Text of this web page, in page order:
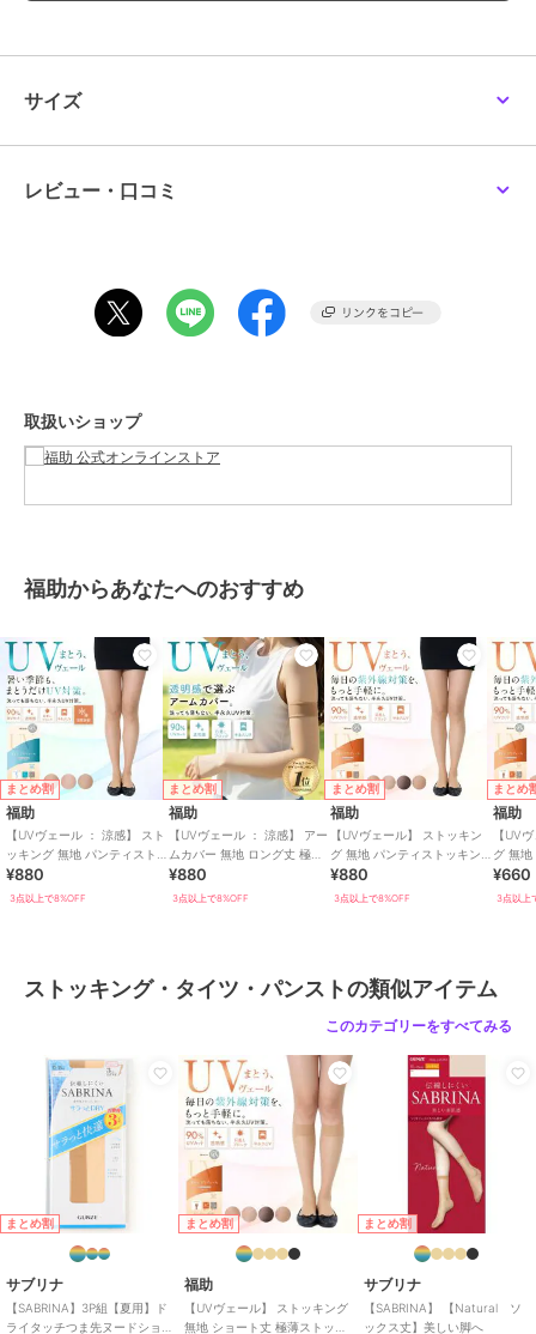
●品番：30-106-1021
●サイズ：M-L,L-LL
落 ストッキング素材 レディース 福助 ふくすけ フクスケ fukusuke
fukuske 涼感素材 オープントゥストッキング 紫外線対策 伝線しにく
応 5本指出し サンダル用ストッキング
ショップ 福助 公式オンラインストア
タイツ・パンスト
性別タイプ
レディース
レッグウェア ／ストッキング・
タイツ・パンスト
クリアヌード330、クリアベージ
ュ035、フラックス302
M-L,L-LL
素材
ナイロン・ポリウレタン
商品のお取り扱い方法
ストッキング・タイツ・パンスト
原産国 日本
サイズ
レビュー・口コミ
取扱いショップ
福助からあなたへのおすすめ
まとめ割
福助
【UVヴェール ： 涼感】 スト
ッキング 無地 パンティスト
ッキング 極薄ストッキング素
材 涼感
¥880
3点以上で8%OFF
まとめ割
福助
【UVヴェール ： 涼感】 アー
ムカバー 無地 ロング丈 極薄
ストッキング素材 涼感 伝線
しにくい
¥880
3点以上で8%OFF
まとめ割
福助
【UVヴェール】 ストッキン
グ 無地 パンティストッキン
グ 極薄ストッキング素材 抗
菌防臭
¥880
3点以上で8%OFF
まとめ
福助
【UV
グ 無地
¥660
3点以上
ストッキング・タイツ・パンストの類似アイテム
このカテゴリーをすべてみる
まとめ割
サブリナ
【SABRINA】3P組【夏用】ド
ライタッチつま先ヌードショ
まとめ割
福助
【UVヴェール】 ストッキング
無地 ショート丈 極薄ストッキ
まとめ割
サブリナ
【SABRINA】 【Natural ソ
ックス丈】美しい脚へ